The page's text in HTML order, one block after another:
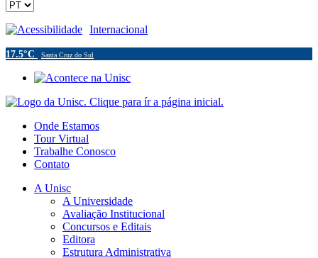
Acessibilidade Internacional
17.5°C Santa Cruz do Sul
Onde Estamos
Tour Virtual
Trabalhe Conosco
Contato
A Unisc
A Universidade
Avaliação Institucional
Concursos e Editais
Editora
Estrutura Administrativa